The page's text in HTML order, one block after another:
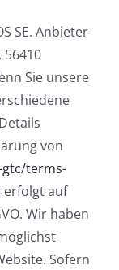
SE. Anbieter
56410
Sie unsere
von
terms-
erfolgt auf
Wir haben
Sofern